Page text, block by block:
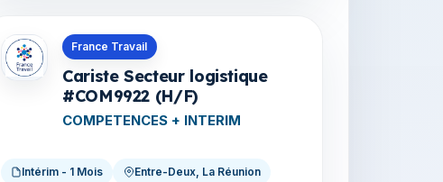
France Travail
Cariste Secteur logistique
#COM9922 (H/F)
COMPETENCES + INTERIM
Intérim - 1 Mois Entre-Deux, La Réunion
Offres en La Réunion